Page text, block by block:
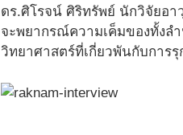
ดร.ศิโรจน์ ศิริทรัพย์ นักวิจัยอ
จะพยากรณ์ความเค็มของทั้งล
วิทยาศาสตร์ที่เกี่ยวพันกับการ